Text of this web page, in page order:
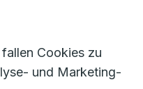
Cookies zu
und Marketing-